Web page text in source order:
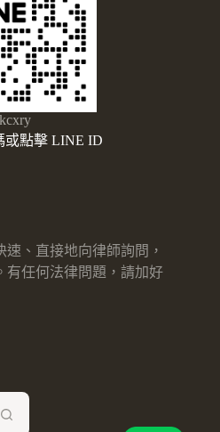
或點擊 LINE ID
、直接地向律師詢問，
有任何法律問題，請加好